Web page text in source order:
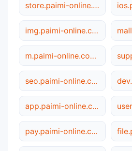
store.paimi-online.com.cn
img.paimi-online.com.cn
m.paimi-online.com.cn
seo.paimi-online.com.cn
app.paimi-online.com.cn
pay.paimi-online.com.cn